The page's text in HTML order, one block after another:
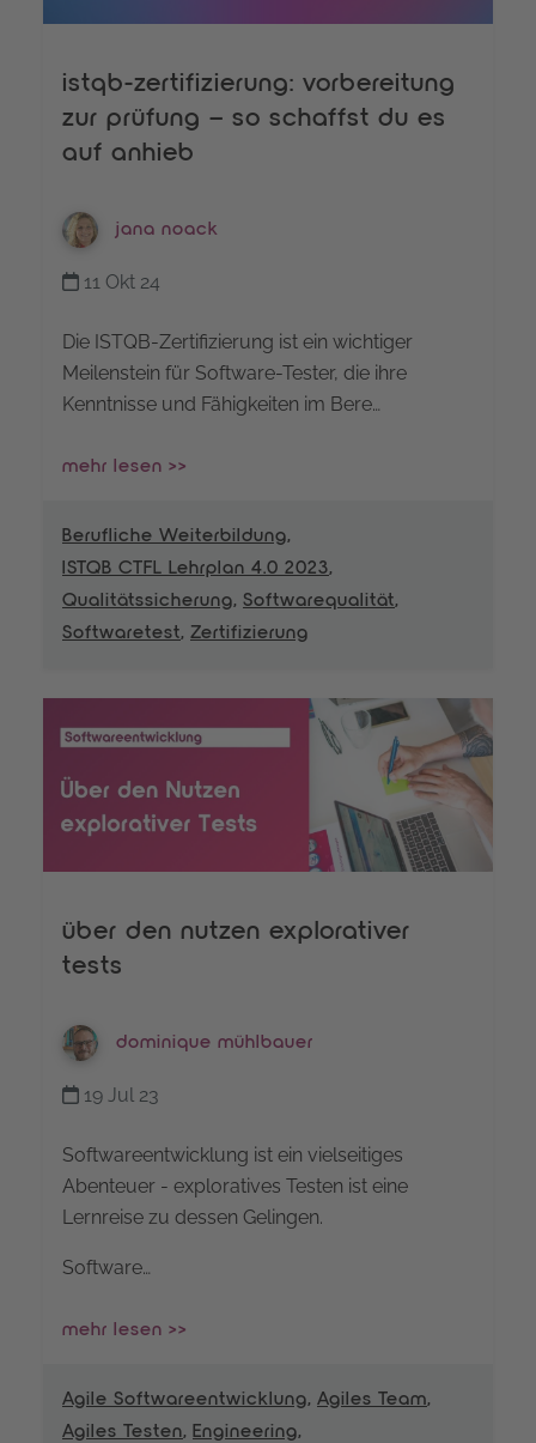
istqb-zertifizierung: vorbereitung
zur prüfung – so schaffst du es
auf anhieb
jana noack
11 Okt 24
Die ISTQB-Zertifizierung ist ein wichtiger
Meilenstein für Software-Tester, die ihre
Kenntnisse und Fähigkeiten im Bere…
mehr lesen >>
Berufliche Weiterbildung,
ISTQB CTFL Lehrplan 4.0 2023,
Qualitätssicherung, Softwarequalität,
Softwaretest, Zertifizierung
über den nutzen explorativer
tests
dominique mühlbauer
19 Jul 23
Softwareentwicklung ist ein vielseitiges
Abenteuer - exploratives Testen ist eine
Lernreise zu dessen Gelingen.
Software…
mehr lesen >>
Agile Softwareentwicklung, Agiles Team,
Agiles Testen, Engineering,